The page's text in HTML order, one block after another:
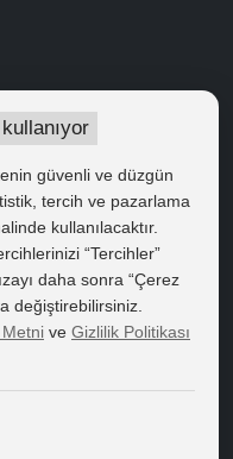
güvenli ve düzgün
tercih ve pazarlama
kullanılacaktır.
“Tercihler”
daha sonra “Çerez
değiştirebilirsiniz.
Metni ve Gizlilik Politikası